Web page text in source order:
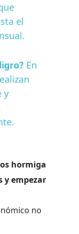
el
En
y
hormiga
y empezar
no